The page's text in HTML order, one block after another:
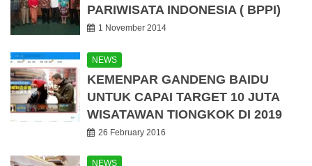
PARIWISATA INDONESIA ( BPPI)
1 November 2014
NEWS
KEMENPAR GANDENG BAIDU
UNTUK CAPAI TARGET 10 JUTA
WISATAWAN TIONGKOK DI 2019
26 February 2016
NEWS